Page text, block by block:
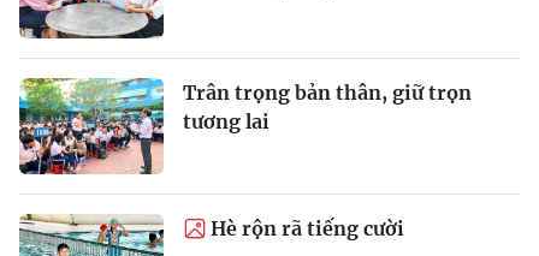
Trân trọng bản thân, giữ trọn
tương lai
Hè rộn rã tiếng cười